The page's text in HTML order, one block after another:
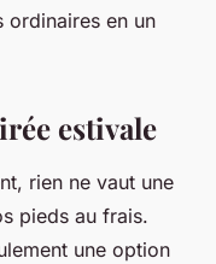
ordinaires en un
estivale
rien ne vaut une
pieds au frais.
une option